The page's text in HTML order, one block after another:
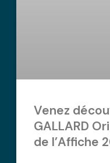
Venez
GALLARD
de l’Affiche